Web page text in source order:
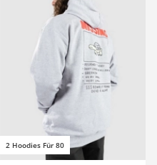
2 Hoodies Für 80